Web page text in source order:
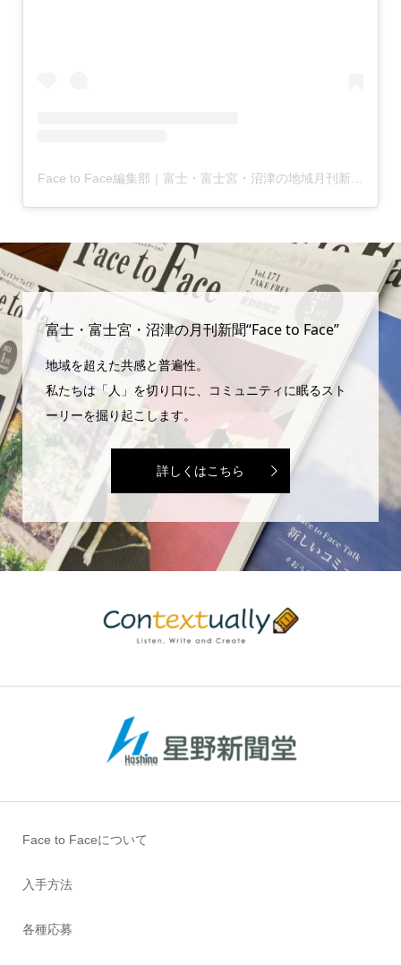
富士・富士宮・沼津の月刊新聞“Face to Face”
地域を超えた共感と普遍性。
私たちは「人」を切り口に、コミュニティに眠るスト
ーリーを掘り起こします。
詳しくはこちら
Face to Faceについて
入手方法
各種応募